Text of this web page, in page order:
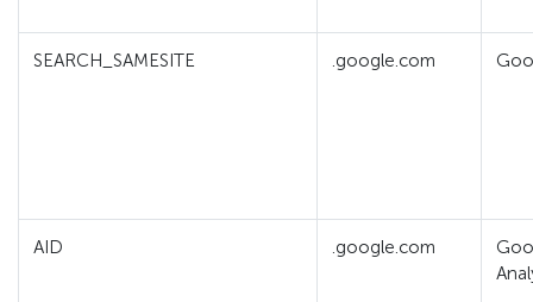
SEARCH_SAMESITE .google.com
AID .google.com